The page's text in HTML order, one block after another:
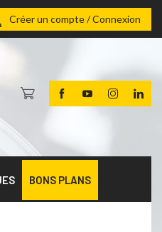
Créer un compte / Connexion
BONS PLANS